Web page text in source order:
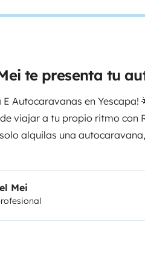
te presenta tu
E Autocaravanas en Yescapa!
viajar a tu propio ritmo con
alquilas una
en la hermosa región de
están completamente
tu aventura. Desde una
deliciosas comidas, Aire
panel solar, aseo com
Mei